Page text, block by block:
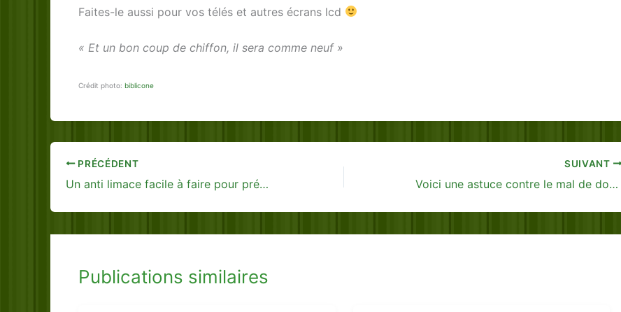
Faites-le aussi pour vos télés et autres écrans lcd
« Et un bon coup de chiffon, il sera comme neuf »
Crédit photo: biblicone
PRÉCÉDENT
Un anti limace facile à faire pour préserver votre jardin
SUIVANT
Voici une astuce contre le mal de dos…
Publications similaires